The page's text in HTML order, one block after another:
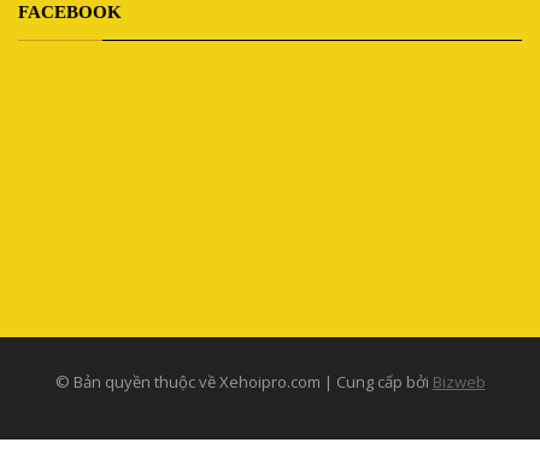
FACEBOOK
© Bản quyền thuộc về Xehoipro.com | Cung cấp bởi Bizweb